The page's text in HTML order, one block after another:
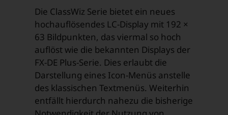
Die ClassWiz Serie bietet ein neues
hochauflösendes LC-Display mit 192 ×
63 Bildpunkten, das viermal so hoch
auflöst wie die bekannten Displays der
FX-DE Plus-Serie. Dies erlaubt die
Darstellung eines Icon-Menüs anstelle
des klassischen Textmenüs. Weiterhin
entfällt hierdurch nahezu die bisherige